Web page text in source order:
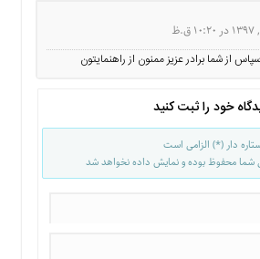
از شما برادر عزیز ممنون از راهنمایتون
خود را ثبت کنید
دار (*) الزامی است
محفوظ بوده و نمایش داده نخواهد شد